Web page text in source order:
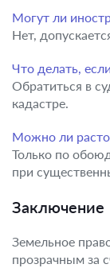
Могут ли
Нет,
Что делать,
Обратиться в
кадастре.
Можно ли
Только по
при
Заключение
Земельное
прозрачным за